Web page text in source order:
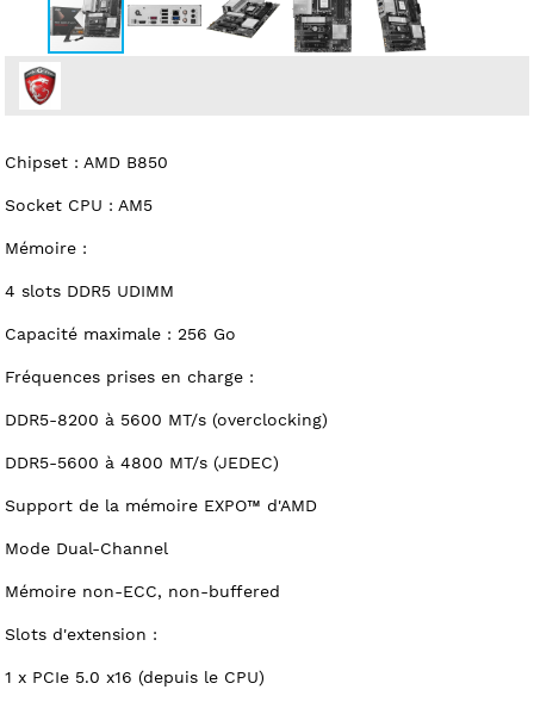
Chipset : AMD B850
Socket CPU : AM5
Mémoire :
4 slots DDR5 UDIMM
Capacité maximale : 256 Go
Fréquences prises en charge :
DDR5-8200 à 5600 MT/s (overclocking)
DDR5-5600 à 4800 MT/s (JEDEC)
Support de la mémoire EXPO™ d'AMD
Mode Dual-Channel
Mémoire non-ECC, non-buffered
Slots d'extension :
1 x PCIe 5.0 x16 (depuis le CPU)